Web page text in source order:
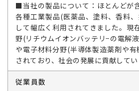
■当社の製品について：ほとんどが
各種工業製品(医薬品、塗料、香料
して幅広く利用されてきました。現
野(リチウムイオンバッテリ−の電解
や電子材料分野(半導体製造薬剤や
されており、社会の発展に貢献してい
従業員数